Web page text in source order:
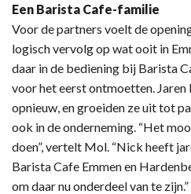
Een Barista Cafe-familie
Voor de partners voelt de
logisch vervolg op wat ooit in
daar in de bediening bij Barista
voor het eerst ontmoetten. Jaren
opnieuw, en groeiden ze uit tot
ook in de onderneming. “Het
doen”, vertelt Mol. “Nick heeft
Barista Cafe Emmen en
om daar nu onderdeel van te